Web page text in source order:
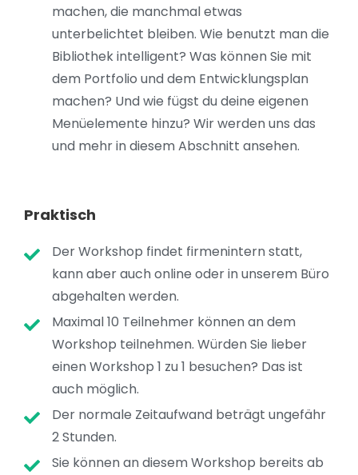
machen, die manchmal etwas
unterbelichtet bleiben. Wie benutzt man die
Bibliothek intelligent? Was können Sie mit
dem Portfolio und dem Entwicklungsplan
machen? Und wie fügst du deine eigenen
Menüelemente hinzu? Wir werden uns das
und mehr in diesem Abschnitt ansehen.
Praktisch
Der Workshop findet firmenintern statt,
kann aber auch online oder in unserem Büro
abgehalten werden.
Maximal 10 Teilnehmer können an dem
Workshop teilnehmen. Würden Sie lieber
einen Workshop 1 zu 1 besuchen? Das ist
auch möglich.
Der normale Zeitaufwand beträgt ungefähr
2 Stunden.
Sie können an diesem Workshop bereits ab